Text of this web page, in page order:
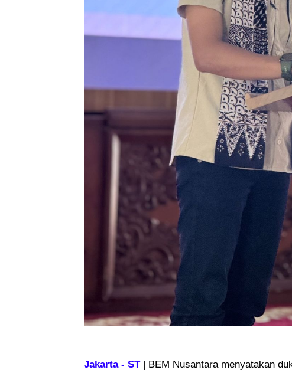
Jakarta - ST| BEM Nusantara menyatakan